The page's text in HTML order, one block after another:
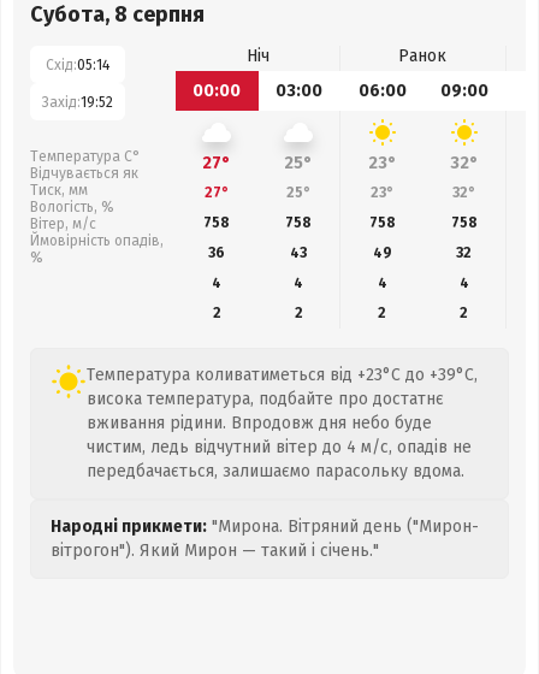
Субота, 8 серпня
Схід:05:14
Захід:19:52
Температура С°
Відчувається як
Тиск, мм
Вологість, %
Вітер, м/с
Ймовірність опадів,
%
Ніч
Ранок
00:00
03:00 06:00 09:00
27° 25° 23° 32°
27° 25° 23° 32°
758
758 758 758
36
43 49
32
4
4 4
4
2
2 2 2
Температура коливатиметься від +23°C до +39°C,
висока температура, подбайте про достатнє
вживання рідини. Впродовж дня небо буде
чистим, ледь відчутний вітер до 4 м/с, опадів не
передбачається, залишаємо парасольку вдома.
Народні прикмети: "Мирона. Вітряний день ("Мирон-
вітрогон"). Який Мирон — такий і січень."